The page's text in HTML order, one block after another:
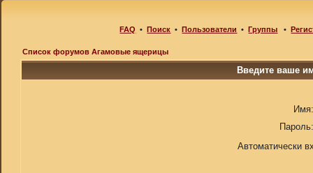
FAQ •Поиск •Пользователи •Группы •
Список форумов Агамовые ящерицы
Введите ваше
Имя:
Пароль:
Автоматически